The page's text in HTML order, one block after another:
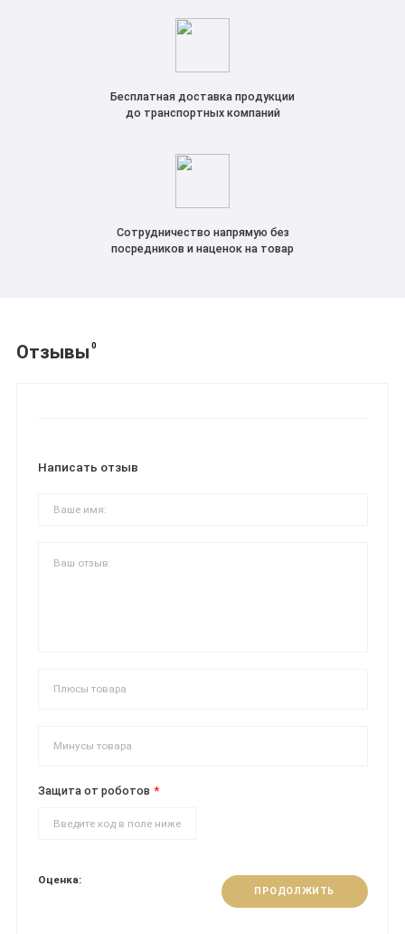
Бесплатная доставка продукции
до транспортных компаний
Сотрудничество напрямую без
посредников и наценок на товар
Отзывы 0
Написать отзыв
Защита от роботов
Оценка:
ПРОДОЛЖИТЬ